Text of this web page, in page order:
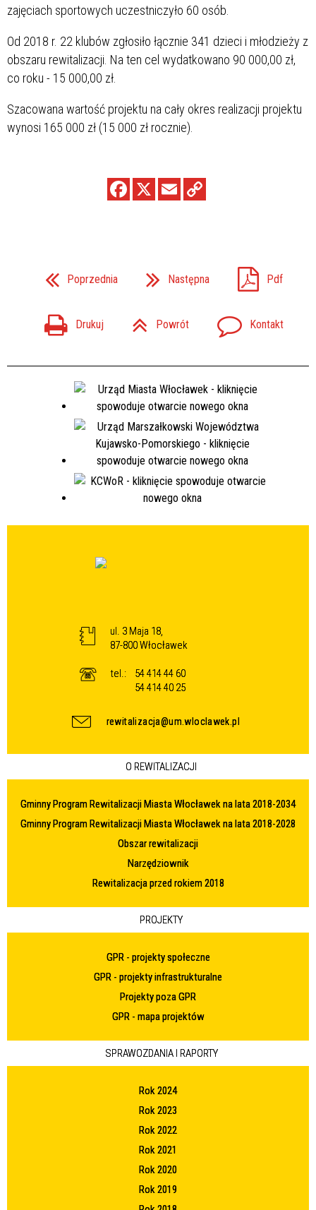
zajęciach sportowych uczestniczyło 60 osób.
Od 2018 r. 22 klubów zgłosiło łącznie 341 dzieci i młodzieży z
obszaru rewitalizacji. Na ten cel wydatkowano 90 000,00 zł,
co roku - 15 000,00 zł.
Szacowana wartość projektu na cały okres realizacji projektu
wynosi 165 000 zł (15 000 zł rocznie).
Poprzednia Następna Pdf
Drukuj Powrót Kontakt
ul. 3 Maja 18,
87-800 Włocławek
tel.:
54 414 44 60
54 414 40 25
rewitalizacja@um.wloclawek.pl
O REWITALIZACJI
Gminny Program Rewitalizacji Miasta Włocławek na lata 2018-2034
Gminny Program Rewitalizacji Miasta Włocławek na lata 2018-2028
Obszar rewitalizacji
Narzędziownik
Rewitalizacja przed rokiem 2018
PROJEKTY
GPR - projekty społeczne
GPR - projekty infrastrukturalne
Projekty poza GPR
GPR - mapa projektów
SPRAWOZDANIA I RAPORTY
Rok 2024
Rok 2023
Rok 2022
Rok 2021
Rok 2020
Rok 2019